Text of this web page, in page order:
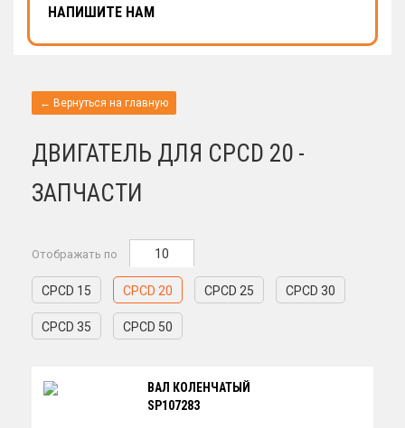
НАПИШИТЕ НАМ
← Вернуться на главную
ДВИГАТЕЛЬ ДЛЯ CPCD 20 -
ЗАПЧАСТИ
Отображать по 10
CPCD 15 CPCD 20 CPCD 25 CPCD 30
CPCD 35 CPCD 50
ВАЛ КОЛЕНЧАТЫЙ
SP107283